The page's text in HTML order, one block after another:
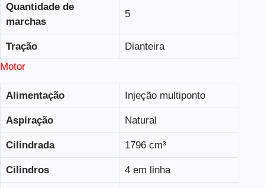
Quantidade de
marchas
5
Tração
Dianteira
Motor
Alimentação Injeção multiponto
Aspiração Natural
Cilindrada 1796 cm³
Cilindros 4 em linha